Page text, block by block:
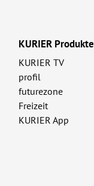
KURIER Produkte
KURIER TV
profil
futurezone
Freizeit
KURIER App